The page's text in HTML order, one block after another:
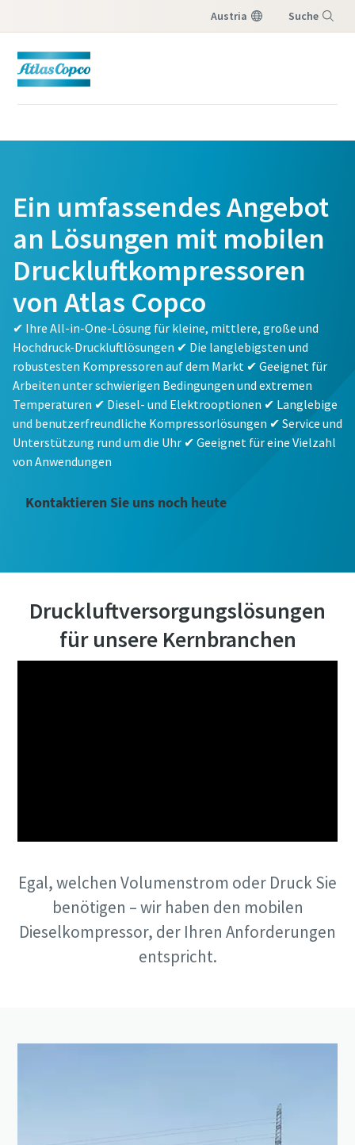
Austria Suche
Ein umfassendes Angebot
an Lösungen mit mobilen
Druckluftkompressoren
von Atlas Copco
✔ Ihre All-in-One-Lösung für kleine, mittlere, große und
Hochdruck-Druckluftlösungen ✔ Die langlebigsten und
robustesten Kompressoren auf dem Markt ✔ Geeignet für
Arbeiten unter schwierigen Bedingungen und extremen
Temperaturen ✔ Diesel- und Elektrooptionen ✔ Langlebige
und benutzerfreundliche Kompressorlösungen ✔ Service und
Unterstützung rund um die Uhr ✔ Geeignet für eine Vielzahl
von Anwendungen
Kontaktieren Sie uns noch heute
Druckluftversorgungslösungen
für unsere Kernbranchen
Egal, welchen Volumenstrom oder Druck Sie
benötigen – wir haben den mobilen
Dieselkompressor, der Ihren Anforderungen
entspricht.